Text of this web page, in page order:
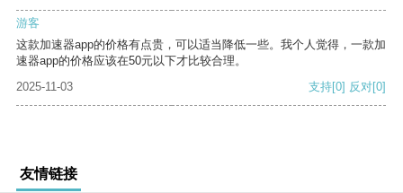
游客
这款加速器app的价格有点贵，可以适当降低一些。我个人觉得，一款加
速器app的价格应该在50元以下才比较合理。
2025-11-03
支持[0] 反对[0]
友情链接